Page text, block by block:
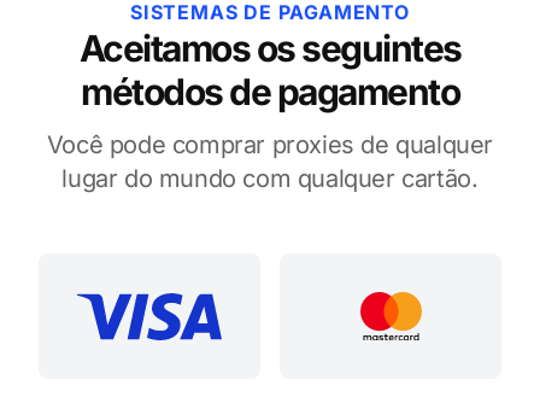
SISTEMAS DE PAGAMENTO
Aceitamos os seguintes
métodos de pagamento
Você pode comprar proxies de qualquer
lugar do mundo com qualquer cartão.